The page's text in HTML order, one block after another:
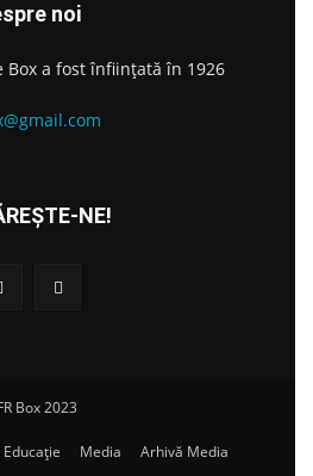
noi
Box a fost înființată în 1926
NE!
Box 2023
Educație Media Arhivă Media